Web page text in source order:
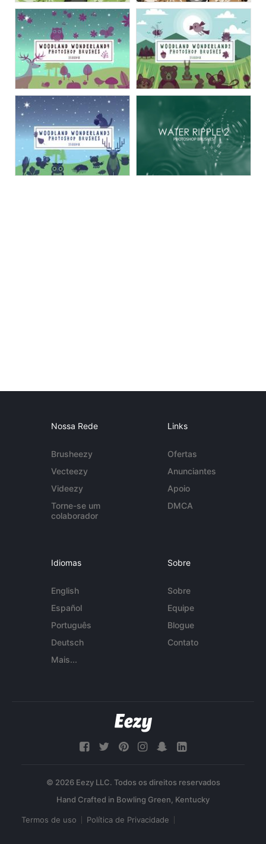
Nossa Rede
Brusheezy
Vecteezy
Videezy
Torne-se um
colaborador
Links
Ofertas
Anunciantes
Apoio
DMCA
Idiomas
English
Español
Português
Deutsch
Mais...
Sobre
Sobre
Equipe
Blogue
Contato
© 2026 Eezy LLC. Todos os direitos reservados
Termos de uso Política de Privacidade